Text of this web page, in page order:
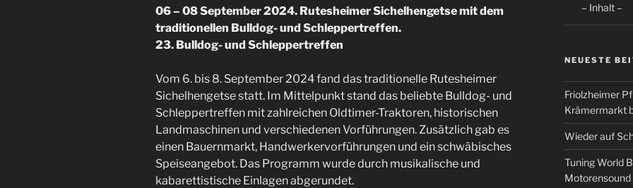
06 – 08 September 2024. Rutesheimer Sichelhengetse mit dem
traditionellen Bulldog- und Schleppertreffen.
23. Bulldog- und Schleppertreffen
Vom 6. bis 8. September 2024 fand das traditionelle Rutesheimer
Sichelhengetse statt. Im Mittelpunkt stand das beliebte Bulldog- und
Schleppertreffen mit zahlreichen Oldtimer-Traktoren, historischen
Landmaschinen und verschiedenen Vorführungen. Zusätzlich gab es
einen Bauernmarkt, Handwerkervorführungen und ein schwäbisches
Speiseangebot. Das Programm wurde durch musikalische und
kabarettistische Einlagen abgerundet.
– Inhalt –
NEUESTE
Friolzheimer
Krämermarkt
Wieder auf
Tuning World